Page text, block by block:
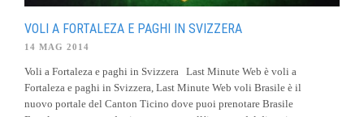
VOLI A FORTALEZA E PAGHI IN SVIZZERA
14 MAG 2014
Voli a Fortaleza e paghi in Svizzera Last Minute Web è voli a
Fortaleza e paghi in Svizzera, Last Minute Web voli Brasile è il
nuovo portale del Canton Ticino dove puoi prenotare Brasile